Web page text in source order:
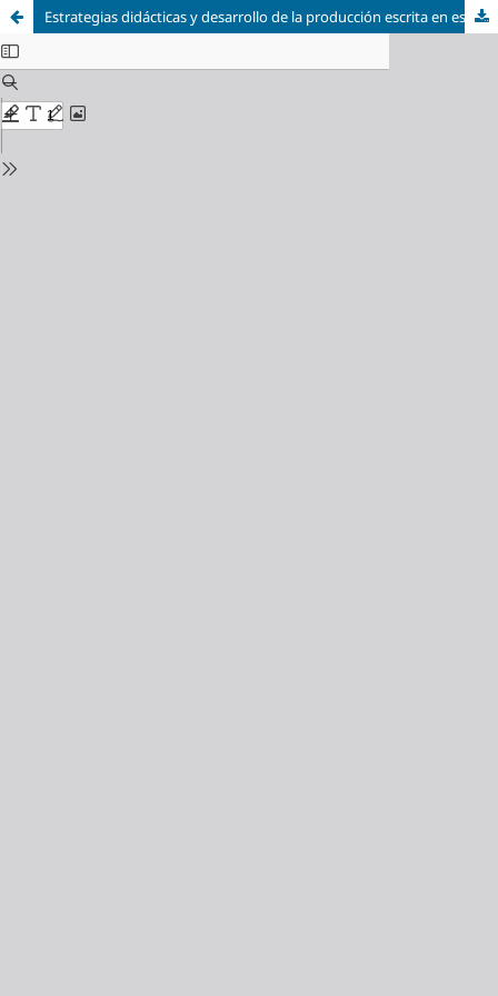
Estrategias didácticas y desarrollo de la producción escrita en estudiantes de educación básica